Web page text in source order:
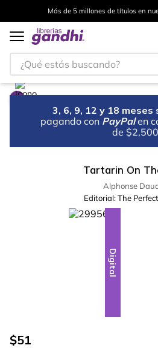
Más de 5 millones de títulos en
¿Qué estás buscando?
3, 6, 9, 12 y 18
pagando con PayPal en
de $2,500
Tartarin On
Alphonse
Editorial:The
Digital
$51